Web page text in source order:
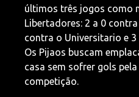
últimos três jogos como
Libertadores: 2 a 0 contra
contra o Universitario e
Os Pijaos buscam
casa sem sofrer gols
competição.